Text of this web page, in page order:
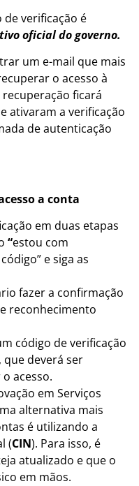
de verificação é
oficial do governo.
um e-mail que mais
o acesso à
ficará
ativaram a verificação
de autenticação
a conta
em duas etapas
“estou com
e siga as
fazer a confirmação
reconhecimento
código de verificação
, que deverá ser
acesso.
em Serviços
alternativa mais
é utilizando a
(CIN). Para isso, é
atualizado e que o
em mãos.